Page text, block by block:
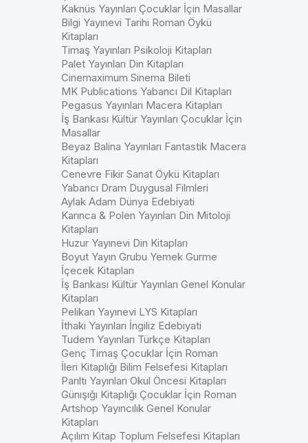
Kaknüs Yayınları Çocuklar İçin Masallar
Bilgi Yayınevi Tarihi Roman Öykü
Kitapları
Timaş Yayınları Psikoloji Kitapları
Palet Yayınları Din Kitapları
Cinemaximum Sinema Bileti
MK Publications Yabancı Dil Kitapları
Pegasus Yayınları Macera Kitapları
İş Bankası Kültür Yayınları Çocuklar İçin
Masallar
Beyaz Balina Yayınları Fantastik Macera
Kitapları
Cenevre Fikir Sanat Öykü Kitapları
Yabancı Dram Duygusal Filmleri
Aylak Adam Dünya Edebiyati
Karınca & Polen Yayınları Din Mitoloji
Kitapları
Huzur Yayınevi Din Kitapları
Boyut Yayın Grubu Yemek Gurme
İçecek Kitapları
İş Bankası Kültür Yayınları Genel Konular
Kitapları
Pelikan Yayınevi LYS Kitapları
İthaki Yayınları İngiliz Edebiyati
Tudem Yayınları Türkçe Kitapları
Genç Timaş Çocuklar İçin Roman
İleri Kitaplığı Bilim Felsefesi Kitapları
Parıltı Yayınları Okul Öncesi Kitapları
Günışığı Kitaplığı Çocuklar İçin Roman
Artshop Yayıncılık Genel Konular
Kitapları
Açılım Kitap Toplum Felsefesi Kitapları